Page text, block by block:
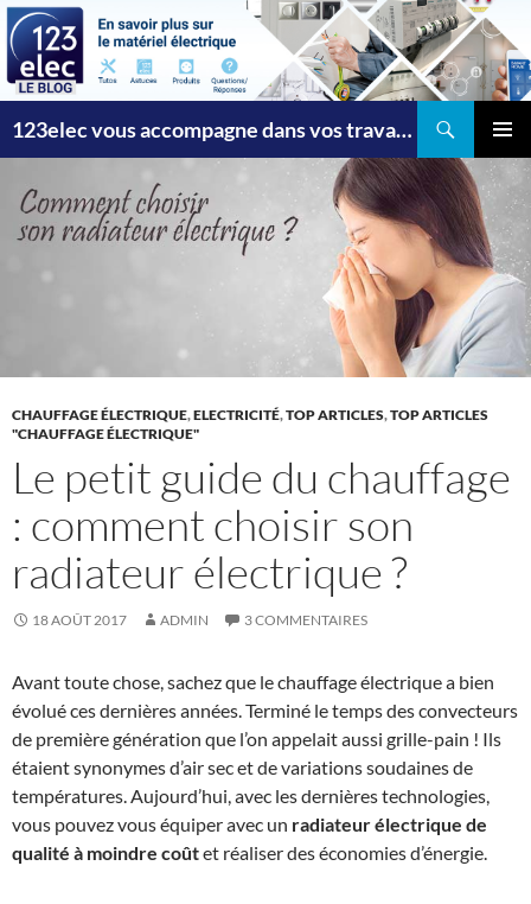
123elec vous accompagne dans vos travaux
MENU
CONTENU
CHAUFFAGE ÉLECTRIQUE,ELECTRICITÉ,TOP ARTICLES,TOP ARTICLES
"CHAUFFAGE ÉLECTRIQUE"
Le petit guide du chauffage
: comment choisir son
radiateur électrique ?
18 AOÛT 2017 ADMIN 3 COMMENTAIRES
Avant toute chose, sachez que le chauffage électrique a bien
évolué ces dernières années. Terminé le temps des convecteurs
de première génération que l’on appelait aussi grille-pain ! Ils
étaient synonymes d’air sec et de variations soudaines de
températures. Aujourd’hui, avec les dernières technologies,
vous pouvez vous équiper avec un radiateur électrique de
qualité à moindre coûtet réaliser des économies d’énergie.